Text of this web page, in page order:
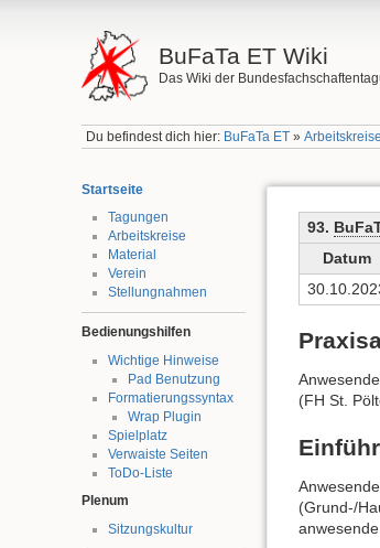
BuFaTa ET Wiki
Das Wiki der
Du befindest dich hier: BuFaTa ET» Arbeitskreise
Startseite
Tagungen
Arbeitskreise
Material
Verein
Stellungnahmen
Bedienungshilfen
Wichtige Hinweise
Pad Benutzung
Formatierungssyntax
Wrap Plugin
Spielplatz
Verwaiste Seiten
ToDo-Liste
Plenum
Sitzungskultur
93.
Datum
(FH St.
(Grund-/